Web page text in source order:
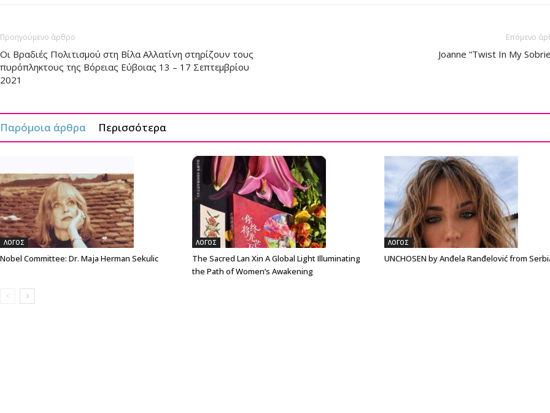
Προηγούμενο άρθρο
Οι Βραδιές Πολιτισμού στη Βίλα Αλλατίνη στηρίζουν τους
πυρόπληκτους της Βόρειας Εύβοιας 13 – 17 Σεπτεμβρίου
2021
Επόμενο
Joanne “Twist In My
Παρόμοια άρθρα Περισσότερα
ΛΟΓΟΣ
Nobel Committee: Dr. Maja Herman Sekulic
ΛΟΓΟΣ
The Sacred Lan Xin A Global Light Illuminating
the Path of Women’s Awakening
ΛΟΓΟΣ
UNCHOSEN by Anđela Ranđelović from